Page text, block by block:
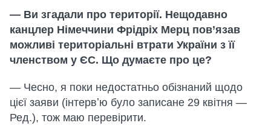
— Ви згадали про території. Нещодавно
канцлер Німеччини Фрідріх Мерц пов’язав
можливі територіальні втрати України з її
членством у ЄС. Що думаєте про це?
— Чесно, я поки недостатньо обізнаний щодо
цієї заяви (інтервʼю було записане 29 квітня —
Ред.), тож маю перевірити.